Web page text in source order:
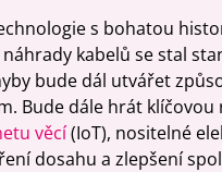
s bohatou
kabelů se stal
bude dál utvářet
Bude dále hrát
věcí(IoT), nositelné
dosahu a zlepšení